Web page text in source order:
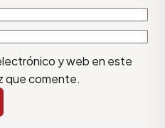
y web en este
que comente.